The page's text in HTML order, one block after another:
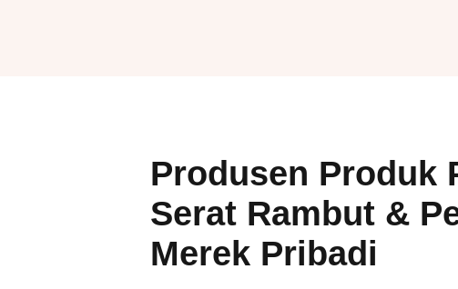
Produsen Produk
Serat Rambut &
Merek Pribadi